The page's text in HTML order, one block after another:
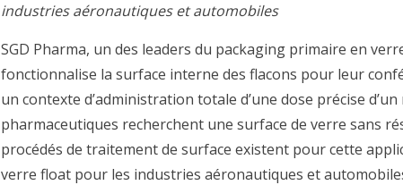
industries aéronautiqueset automobiles
SGD Pharma, un des leaders du packaging primaire en
fonctionnalise la surface interne des flacons pour leur
un contexte d’administration totale d’une dose précise
pharmaceutiques recherchent une surface de verre sans
procédés de traitement de surface existent pour cette
verre float pour les industries aéronautiques et